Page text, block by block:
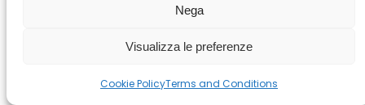
Nega
Visualizza le preferenze
Cookie PolicyTerms and Conditions